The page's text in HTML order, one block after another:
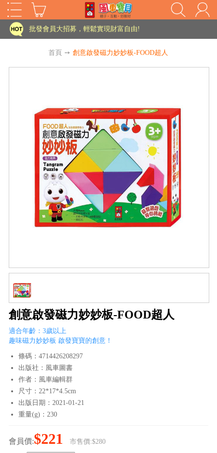
HOT
家長樂了!「風車書版集團暨FOOD超人企業總部」目前正興建中!
批發會員大招募，輕鬆實現財富自由!
老師您好!!幼教會員火熱招募中~
批發會員大招募，輕鬆實現財富自由!
老師您好!!幼教會員火熱招募中~
海外購物免煩惱！點我查看『海外購物流程說明』
首頁 ➙ 創意啟發磁力妙妙板-FOOD超人
創意啟發磁力妙妙板-FOOD超人
適合年齡：3歲以上
趣味磁力妙妙板 啟發寶寶的創意！
條碼：4714426208297
出版社：風車圖書
作者：風車編輯群
尺寸：22*17*4.5cm
出版日期：2021-01-21
重量(g)：230
會員價:$221 市售價:$280